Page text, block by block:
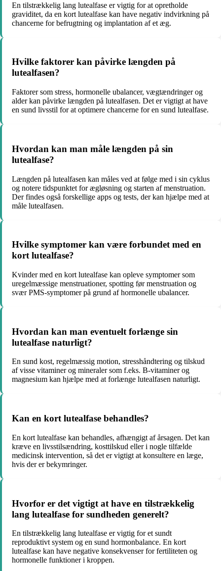
En tilstrækkelig lang lutealfase er vigtig for at opretholde
graviditet, da en kort lutealfase kan have negativ indvirkning på
chancerne for befrugtning og implantation af et æg.
Hvilke faktorer kan påvirke længden på
lutealfasen?
Faktorer som stress, hormonelle ubalancer, vægtændringer og
alder kan påvirke længden på lutealfasen. Det er vigtigt at have
en sund livsstil for at optimere chancerne for en sund lutealfase.
Hvordan kan man måle længden på sin
lutealfase?
Længden på lutealfasen kan måles ved at følge med i sin cyklus
og notere tidspunktet for ægløsning og starten af menstruation.
Der findes også forskellige apps og tests, der kan hjælpe med at
måle lutealfasen.
Hvilke symptomer kan være forbundet med en
kort lutealfase?
Kvinder med en kort lutealfase kan opleve symptomer som
uregelmæssige menstruationer, spotting før menstruation og
svær PMS-symptomer på grund af hormonelle ubalancer.
Hvordan kan man eventuelt forlænge sin
lutealfase naturligt?
En sund kost, regelmæssig motion, stresshåndtering og tilskud
af visse vitaminer og mineraler som f.eks. B-vitaminer og
magnesium kan hjælpe med at forlænge lutealfasen naturligt.
Kan en kort lutealfase behandles?
En kort lutealfase kan behandles, afhængigt af årsagen. Det kan
kræve en livsstilsændring, kosttilskud eller i nogle tilfælde
medicinsk intervention, så det er vigtigt at konsultere en læge,
hvis der er bekymringer.
Hvorfor er det vigtigt at have en tilstrækkelig
lang lutealfase for sundheden generelt?
En tilstrækkelig lang lutealfase er vigtig for et sundt
reproduktivt system og en sund hormonbalance. En kort
lutealfase kan have negative konsekvenser for fertiliteten og
hormonelle funktioner i kroppen.